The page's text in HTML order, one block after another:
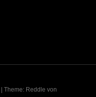
Theme: Reddle von